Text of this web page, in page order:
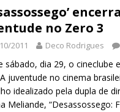
s
A
p
p
e
n
g
er
gr
a
m
e
dI
n
e
no Zero 3
2011 Deco Rodrigues
sábado, dia 29, o cineclube
juventude no cinema
idealizado pela dupla de
Meliande, “Desassossego: